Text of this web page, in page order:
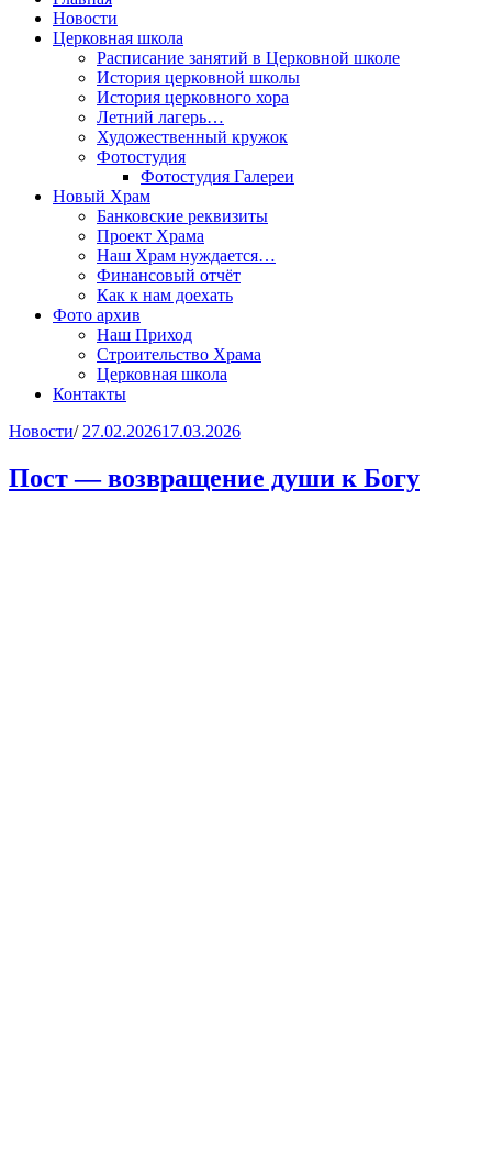
Новости
Церковная школа
Расписание занятий в Церковной школе
История церковной школы
История церковного хора
Летний лагерь…
Художественный кружок
Фотостудия
Фотостудия Галереи
Новый Храм
Банковские реквизиты
Проект Храма
Наш Храм нуждается…
Финансовый отчёт
Как к нам доехать
Фото архив
Наш Приход
Строительство Храма
Церковная школа
Контакты
Новости/ 27.02.202617.03.2026
Пост — возвращение души к Богу